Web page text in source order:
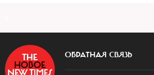
ОБРАТНАЯ СВЯЗЬ